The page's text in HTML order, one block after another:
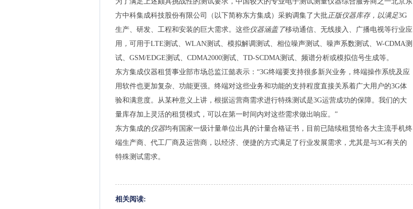
方中科集成科技股份有限公司（以下简称东方集成）采购调集了大批正版仪器库存，以满足3G
生产、研发、工程和安装的巨大需求。这些仪器涵盖了移动通信、无线接入、广播电视等行业应
用 ， 可用于LTE测试、WLAN测试、模拟解调测试、相位噪声测试、噪声系数测试、W-CDMA测
试、GSM/EDGE测试、CDMA2000测试、TD-SCDMA测试、频谱分析或模拟信号生成等。
东方集成仪器租赁事业部市场总监江懿表示：“3G终端要支持很多新兴业务，终端操作系统及应
用软件也更加复杂、功能更强。终端对这些业务和功能的支持程度直接关系着广大用户的3G体
验和满意度。从某种意义上讲，根据运营商需求进行特殊测试是3G运营成功的保障。我们的大
量库存加上灵活的租赁模式，可以在第一时间内对这些需求做出响应。”
东方集成的仪器均有国家一级计量单位出具的计量合格证书，目前已陆续租赁给各大主流手机终
端生产商、代工厂商及运营商，以经济、便捷的方式满足了行业发展需求，尤其是与3G有关的
特殊测试需求。
相关阅读: